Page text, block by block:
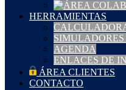
HERRAMIENTAS
AGENDA
ENLACES DE
ÁREA CLIENTES
CONTACTO